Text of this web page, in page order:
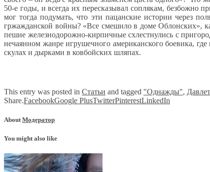
50-е годы, и всегда их пересказывал соплякам, безбожно
мог тогда подумать, что эти пацанские истории через
гржажданской войны? «Все смешило в доме Облонских»,
пешие железнодорожно-кирпичные схлестнулись с
нечаянном жанре игрушечного американского боевика,
скулах и дырками в ковбойских шляпах.
This entry was posted in Статьи and tagged "Однажды",
Share.FacebookGoogle PlusTwitterPinterestLinkedIn
About Модератор
You might also like